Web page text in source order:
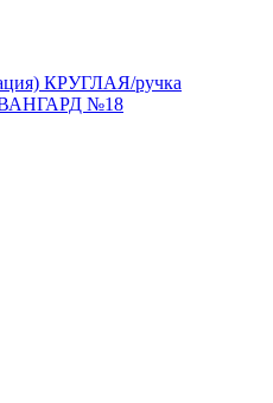
КРУГЛАЯ/ручка
№18